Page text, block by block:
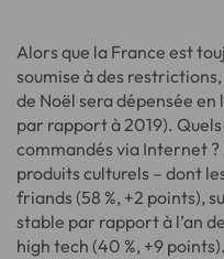
Alors que la France est
soumise à des
de Noël sera dépensée
par rapport à 2019).
commandés via Internet
produits culturels – dont
friands (58 %, +2 points),
stable par rapport à l’an
high tech (40 %, +9 points).